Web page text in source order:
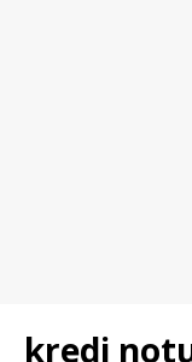
kredi